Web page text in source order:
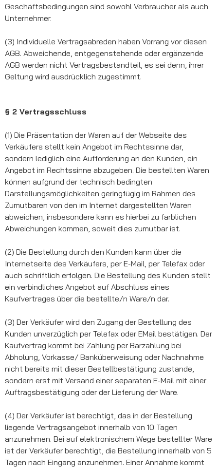
Geschäftsbedingungen sind sowohl Verbraucher als auch
Unternehmer.
(3) Individuelle Vertragsabreden haben Vorrang vor diesen
AGB. Abweichende, entgegenstehende oder ergänzende
AGB werden nicht Vertragsbestandteil, es sei denn, ihrer
Geltung wird ausdrücklich zugestimmt.
§ 2 Vertragsschluss
(1) Die Präsentation der Waren auf der Webseite des
Verkäufers stellt kein Angebot im Rechtssinne dar,
sondern lediglich eine Aufforderung an den Kunden, ein
Angebot im Rechtssinne abzugeben. Die bestellten Waren
können aufgrund der technisch bedingten
Darstellungsmöglichkeiten geringfügig im Rahmen des
Zumutbaren von den im Internet dargestellten Waren
abweichen, insbesondere kann es hierbei zu farblichen
Abweichungen kommen, soweit dies zumutbar ist.
(2) Die Bestellung durch den Kunden kann über die
Internetseite des Verkäufers, per E-Mail, per Telefax oder
auch schriftlich erfolgen. Die Bestellung des Kunden stellt
ein verbindliches Angebot auf Abschluss eines
Kaufvertrages über die bestellte/n Ware/n dar.
(3) Der Verkäufer wird den Zugang der Bestellung des
Kunden unverzüglich per Telefax oder EMail bestätigen. Der
Kaufvertrag kommt bei Zahlung per Barzahlung bei
Abholung, Vorkasse/ Banküberweisung oder Nachnahme
nicht bereits mit dieser Bestellbestätigung zustande,
sondern erst mit Versand einer separaten E-Mail mit einer
Auftragsbestätigung oder der Lieferung der Ware.
(4) Der Verkäufer ist berechtigt, das in der Bestellung
liegende Vertragsangebot innerhalb von 10 Tagen
anzunehmen. Bei auf elektronischem Wege bestellter Ware
ist der Verkäufer berechtigt, die Bestellung innerhalb von 5
Tagen nach Eingang anzunehmen. Einer Annahme kommt